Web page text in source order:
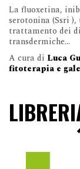
La fluoxetina,
serotonina (Ssri
trattamento dei
transdermiche...
A cura di Luca
fitoterapia e